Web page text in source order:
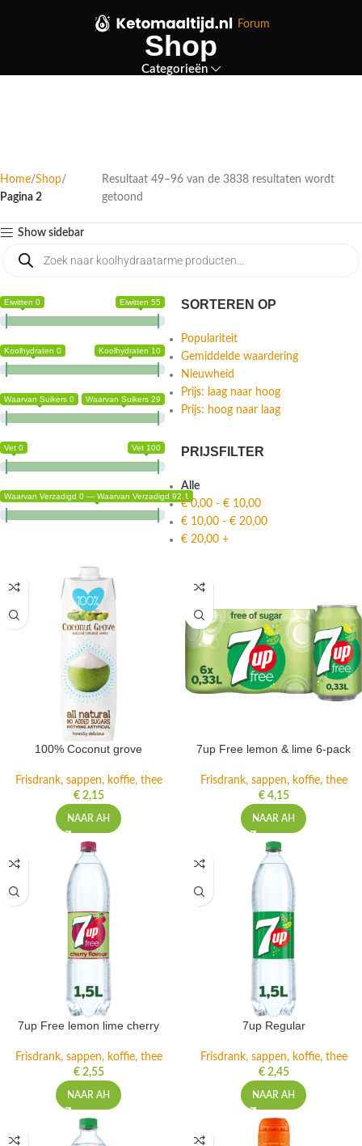
Forum
Shop
Categorieën
Home Shop
Pagina 2
Resultaat 49–96 van de 3838 resultaten wordt
getoond
Show sidebar
Eiwitten 0 Eiwitten 55
Koolhydraten 0 Koolhydraten 10
Waarvan Suikers 0 Waarvan Suikers 29
Vet 0 Vet 100
Waarvan Verzadigd 0 — Waarvan Verzadigd 92.1
SORTEREN OP
Populariteit
Gemiddelde waardering
Nieuwheid
Prijs: laag naar hoog
Prijs: hoog naar laag
PRIJSFILTER
Alle
€0,00 - € 10,00
€ 10,00 - € 20,00
€ 20,00 +
100% Coconut grove
Frisdrank, sappen, koffie, thee
€2,15
NAAR AH
7up Free lemon & lime 6-pack
Frisdrank, sappen, koffie, thee
€4,15
NAAR AH
7up Free lemon lime cherry
Frisdrank, sappen, koffie, thee
€2,55
NAAR AH
7up Regular
Frisdrank, sappen, koffie, thee
€2,45
NAAR AH